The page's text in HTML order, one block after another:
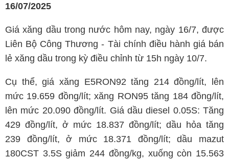
16/07/2025
Giá xăng dầu trong nước hôm nay, ngày 16/7, được
Liên Bộ Công Thương - Tài chính điều hành giá bán
lẻ xăng dầu trong kỳ điều chỉnh từ 15h ngày 10/7.
Cụ thể, giá xăng E5RON92 tăng 214 đồng/lít, lên
mức 19.659 đồng/lít; xăng RON95 tăng 184 đồng/lít,
lên mức 20.090 đồng/lít. Giá dầu diesel 0.05S: Tăng
429 đồng/lít, ở mức 18.837 đồng/lít; dầu hỏa tăng
239 đồng/lít, ở mức 18.371 đồng/lít; dầu mazut
180CST 3.5S giảm 244 đồng/kg, xuống còn 15.563